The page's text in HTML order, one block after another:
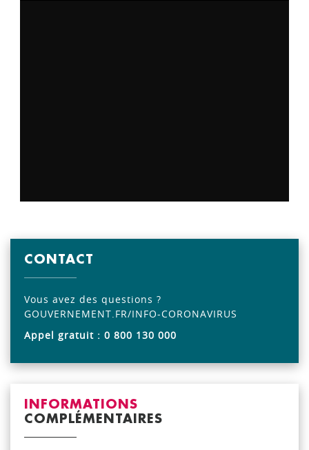
CONTACT
Vous avez des questions ?
GOUVERNEMENT.FR/INFO-CORONAVIRUS
Appel gratuit : 0 800 130 000
INFORMATIONS
COMPLÉMENTAIRES